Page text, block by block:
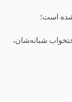
است؛
شبانه‌شان،